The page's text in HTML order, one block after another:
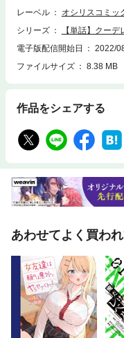
レーベル
オシリスコミッ
シリーズ
【単話】クー
電子版配信開始日
2022/
ファイルサイズ
8.38 MB
作品をシェアする
あわせてよく買わ